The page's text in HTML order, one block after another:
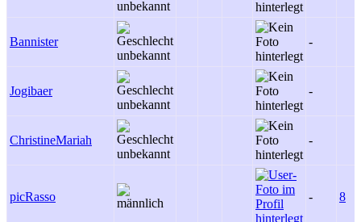
Bannister -
Jogibaer -
ChristineMariah -
picRasso - 8